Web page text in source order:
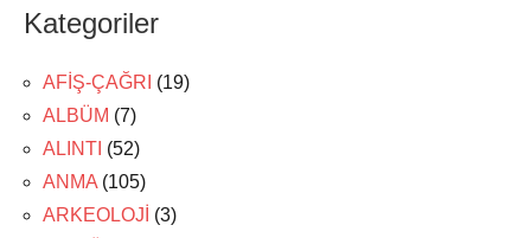
Kategoriler
AFİŞ-ÇAĞRI (19)
ALBÜM (7)
ALINTI (52)
ANMA (105)
ARKEOLOJİ (3)